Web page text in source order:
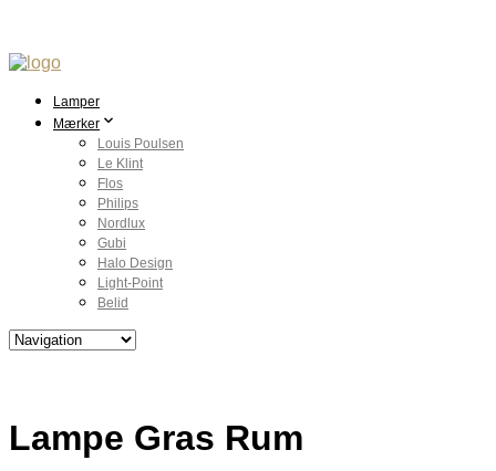
Lamper
Mærker
Louis Poulsen
Le Klint
Flos
Philips
Nordlux
Gubi
Halo Design
Light-Point
Belid
Lampe Gras Rum